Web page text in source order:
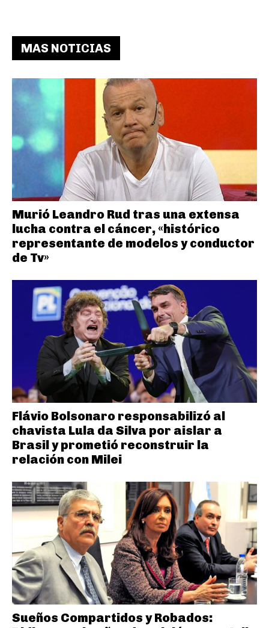
MAS NOTICIAS
Murió Leandro Rud tras una extensa
lucha contra el cáncer, «histórico
representante de modelos y conductor
de Tv»
Flávio Bolsonaro responsabilizó al
chavista Lula da Silva por aislar a
Brasil y prometió reconstruir la
relación con Milei
Sueños Compartidos y Robados: